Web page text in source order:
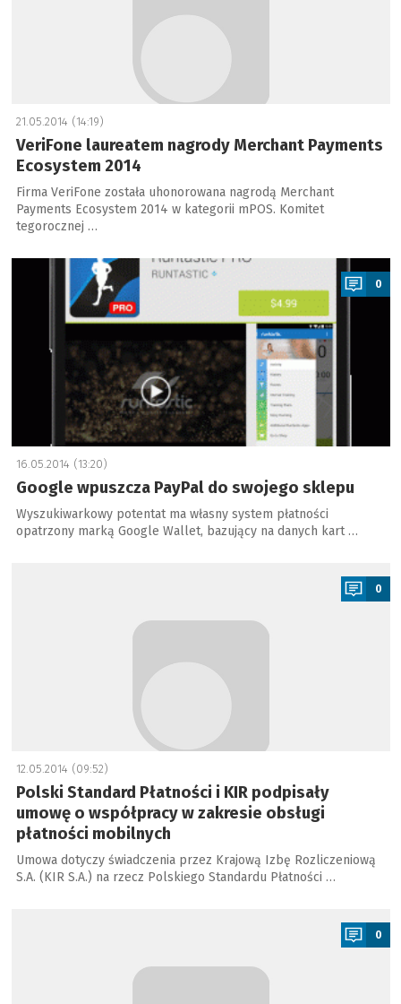
21.05.2014 (14:19)
VeriFone laureatem nagrody Merchant Payments
Ecosystem 2014
Firma VeriFone została uhonorowana nagrodą Merchant
Payments Ecosystem 2014 w kategorii mPOS. Komitet
tegorocznej …
a
0
16.05.2014 (13:20)
Google wpuszcza PayPal do swojego sklepu
Wyszukiwarkowy potentat ma własny system płatności
opatrzony marką Google Wallet, bazujący na danych kart …
0
12.05.2014 (09:52)
Polski Standard Płatności i KIR podpisały
umowę o współpracy w zakresie obsługi
płatności mobilnych
Umowa dotyczy świadczenia przez Krajową Izbę Rozliczeniową
S.A. (KIR S.A.) na rzecz Polskiego Standardu Płatności …
0